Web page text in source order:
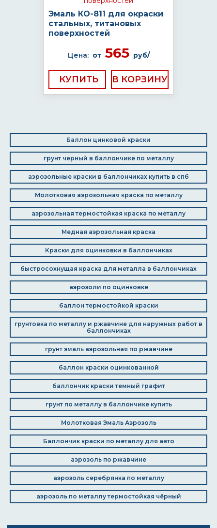
Эмаль КО-811 для окраски
стальных, титановых
поверхностей
Цена: от565 руб/
КУПИТЬ
Баллон цинковой краски
грунт черный в баллончике по металлу
аэрозольные краски в баллончиках купить в спб
Молотковая аэрозольная краска по металлу
аэрозольная термостойкая краска по металлу
Медная аэрозольная краска
Краски для оцинковки в баллончиках
быстросохнущая краска для металла в баллончиках
аэрозоли по оцинковке
баллон термостойкой краски
грунтовка по металлу и ржавчине для наружных работ в
баллончиках
грунт эмаль аэрозольная по ржавчине
баллон краски оцинкованной
баллончик краски темный графит
грунт по металлу в баллончике купить
Молотковая Эмаль Аэрозоль
Баллончик краски по металлу для авто
аэрозоль по ржавчине
аэрозоль серебрянка по металлу
аэрозоль по металлу термостойкая чёрный